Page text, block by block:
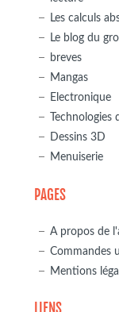
Les calculs
Le blog du
breves
Mangas
Electronique
Technologies
Dessins 3D
Menuiserie
PAGES
A propos de
Commandes
Mentions
LIENS